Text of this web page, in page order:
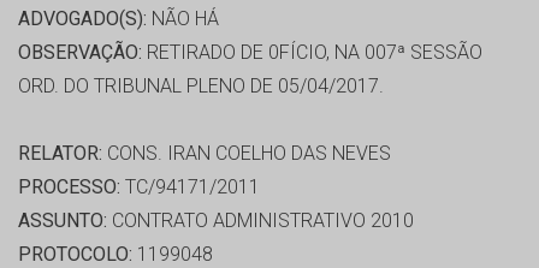
ADVOGADO(S): NÃO HÁ
OBSERVAÇÃO: RETIRADO DE 0FÍCIO, NA 007ª SESSÃO
ORD. DO TRIBUNAL PLENO DE 05/04/2017.
RELATOR: CONS. IRAN COELHO DAS NEVES
PROCESSO: TC/94171/2011
ASSUNTO: CONTRATO ADMINISTRATIVO 2010
PROTOCOLO: 1199048